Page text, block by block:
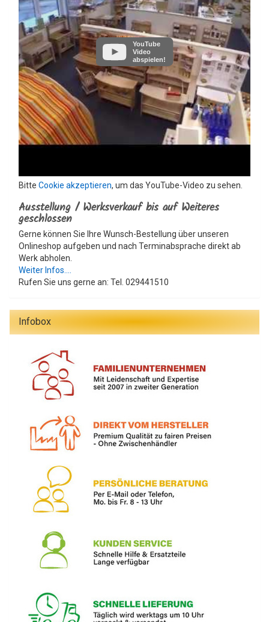
YouTube
Video
abspielen!
Bitte Cookie akzeptieren, um das YouTube-Video zu sehen.
Ausstellung / Werksverkauf bis auf Weiteres
geschlossen
Gerne können Sie Ihre Wunsch-Bestellung über unseren
Onlineshop aufgeben und nach Terminabsprache direkt ab
Werk abholen.
Weiter Infos....
Rufen Sie uns gerne an: Tel. 029441510
Infobox